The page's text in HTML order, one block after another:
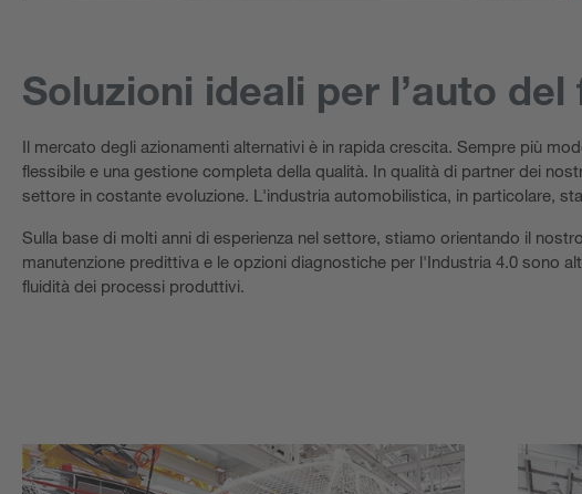
Soluzioni ideali per l’auto del
Il mercato degli azionamenti alternativi è in rapida crescita. Sempre più
flessibile e una gestione completa della qualità. In qualità di partner dei
settore in costante evoluzione. L'industria automobilistica, in particolare,
Sulla base di molti anni di esperienza nel settore, stiamo orientando il
manutenzione predittiva e le opzioni diagnostiche per l'Industria 4.0 sono
fluidità dei processi produttivi.